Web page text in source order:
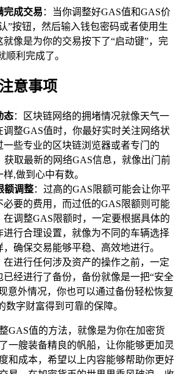
完成交易 ：当你调整好GAS值和GAS价
”按钮，然后输入钱包密码或者使用生
像是为你的交易按下了“启动键”，完
顺利完成了。
意事项
态：区块链网络的拥堵情况就像天气一
调整GAS值时，你最好实时关注网络状
一些专业的区块链浏览器或者专门的
获取最新的网络GAS信息，就像出门前
,做到心中有数。
额调整：过高的GAS限额可能会让你平
必要的费用，而过低的GAS限额则可能
在调整GAS限额时，一定要根据具体的
进行合理设置，就像为不同的车辆选择
确保交易能够平稳、高效地进行。
在进行任何涉及资产的操作之前，一定
已经进行了备份，备份就像是一把“安全
意外情况，你也可以通过备份轻松恢复
数字财富得到可靠的保障。
GAS值的方法，就像是为你在加密货
一艘装备精良的帆船，让你能够更加灵
和成本，希望以上内容能够帮助你更好